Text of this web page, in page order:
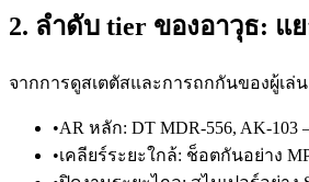
2. ลำดับ tier ของอาวุธ: แ
จากการดูสเตตัสและการถกกันของผู้เ
•AR หลัก: DT MDR-556, AK-
•เคลียร์ระยะใกล้: ช็อตกันอย่าง